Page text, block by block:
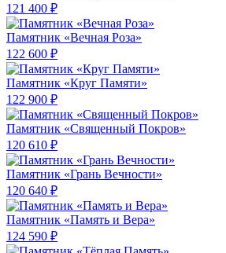
121 400 ₽
Памятник «Вечная Роза»
122 600 ₽
Памятник «Круг Памяти»
122 900 ₽
Памятник «Священный Покров»
120 610 ₽
Памятник «Грань Вечности»
120 640 ₽
Памятник «Память и Вера»
124 590 ₽